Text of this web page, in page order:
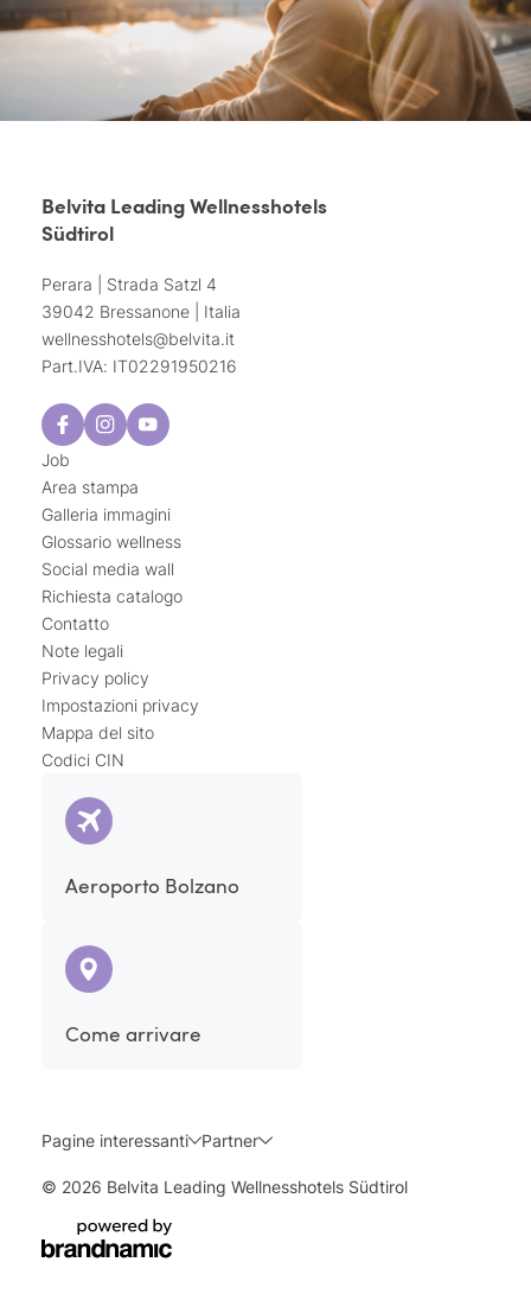
Belvita Leading Wellnesshotels
Südtirol
Perara | Strada Satzl 4
39042 Bressanone | Italia
wellnesshotels@belvita.it
Part.IVA: IT02291950216
Job
Area stampa
Galleria immagini
Glossario wellness
Social media wall
Richiesta catalogo
Contatto
Note legali
Privacy policy
Impostazioni privacy
Mappa del sito
Codici CIN
Aeroporto Bolzano
Come arrivare
Pagine interessanti Partner
© 2026 Belvita Leading Wellnesshotels Südtirol